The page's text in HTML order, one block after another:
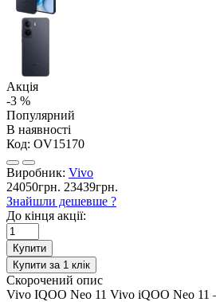
Акція
-3 %
Популярний
В наявності
Код: OV15170
Виробник: Vivo
24050грн. 23439грн.
Знайшли дешевше ?
До кінця акції:
Купити
Купити за 1 клiк
Скорочений опис
Vivo IQOO Neo 11 Vivo iQOO Neo 11